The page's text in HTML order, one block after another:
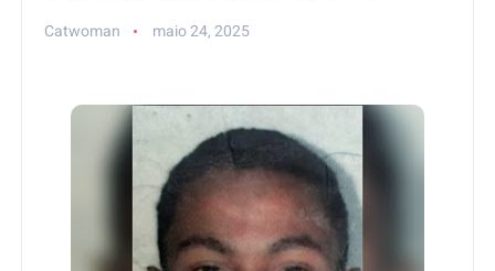
Catwoman maio 24, 2025